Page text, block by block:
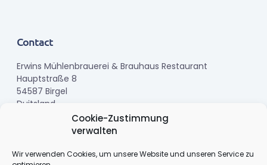
Cookie-Zustimmung
verwalten
Wir verwenden Cookies, um unsere Website und unseren Service zu
Contact
Erwins Mühlenbrauerei & Brauhaus Restaurant
Hauptstraße 8
54587 Birgel
Duitsland
+49 6597 9230993